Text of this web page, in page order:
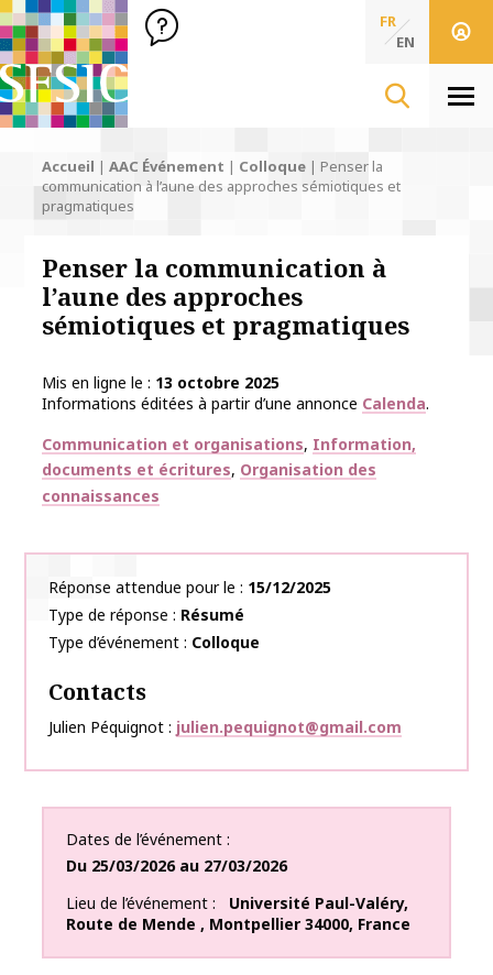
SFSIC Société Française des Sciences de l'Information & de
Société Française des Sciences
de l'Information
FR
EN
Accueil | AAC Événement | Colloque | Penser la
communication à l’aune des approches sémiotiques et
pragmatiques
Penser la communication à
l’aune des approches
sémiotiques et pragmatiques
Mis en ligne le
13 octobre 2025
Informations éditées à partir d’une annonce Calenda.
Thématiques
Communication et organisations Information,
documents et écritures Organisation des
connaissances
Réponse attendue pour le
15/12/2025
Type de réponse
Résumé
Type d’événement
Colloque
Contacts
Julien Péquignot julien.pequignot@gmail.com
Dates de l’événement
Du 25/03/2026au 27/03/2026
Lieu de l’événement
Université Paul-Valéry,
Route de Mende , Montpellier 34000, France